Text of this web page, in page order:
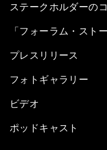
ステークホルダーの
「フォーラム・スト
プレスリリース
フォトギャラリー
ビデオ
ポッドキャスト